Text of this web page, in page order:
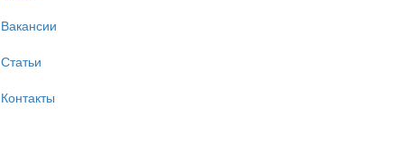
Вакансии
Статьи
Контакты